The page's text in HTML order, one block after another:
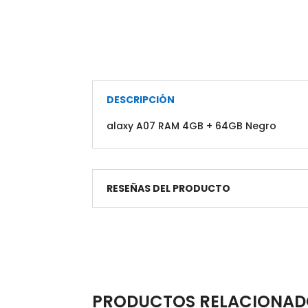
DESCRIPCIÓN
alaxy A07 RAM 4GB + 64GB Negro
RESEÑAS DEL PRODUCTO
PRODUCTOS